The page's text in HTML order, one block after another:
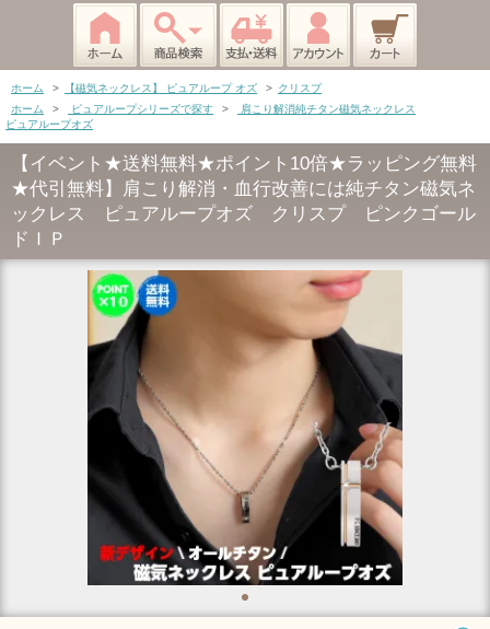
ホーム > 【磁気ネックレス】 ピュアループ オズ > クリスプ
ホーム
> ピュアループシリーズで探す >
肩こり解消純チタン磁気ネックレス
ピュアループオズ
【イベント★送料無料★ポイント10倍★ラッピング無料
★代引無料】肩こり解消・血行改善には純チタン磁気ネ
ックレス ピュアループオズ クリスプ ピンクゴール
ドＩＰ